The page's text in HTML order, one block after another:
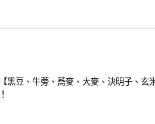
黑豆、牛蒡、蕎麥、大麥、決明子、玄